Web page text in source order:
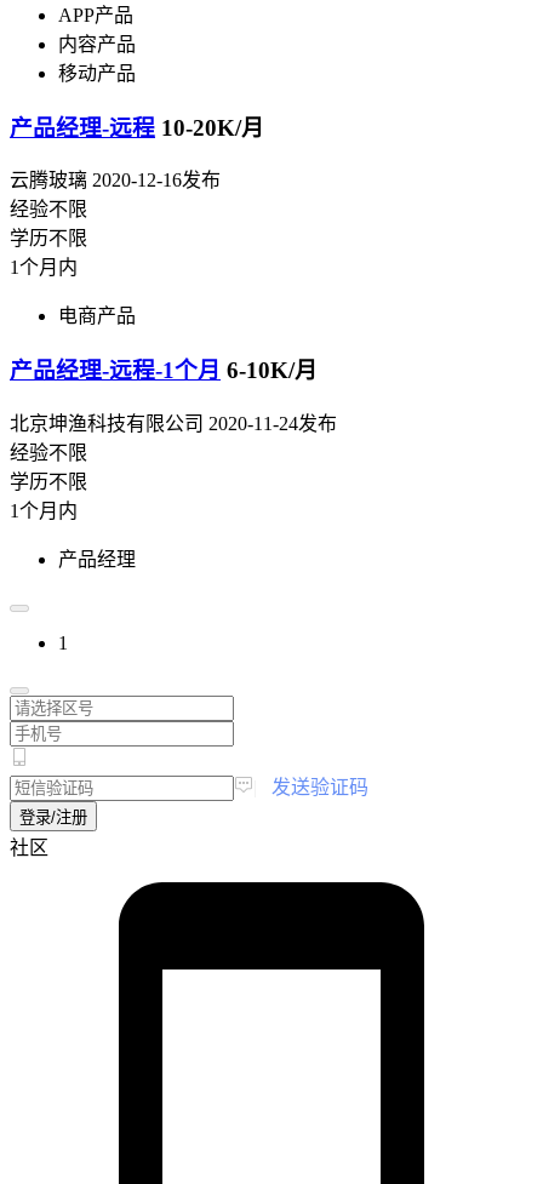
APP产品
内容产品
移动产品
产品经理-远程 10-20K/月
云腾玻璃 2020-12-16发布
经验不限
学历不限
1个月内
电商产品
产品经理-远程-1个月 6-10K/月
北京坤渔科技有限公司 2020-11-24发布
经验不限
学历不限
1个月内
产品经理
1
发送验证码
登录/注册
社区